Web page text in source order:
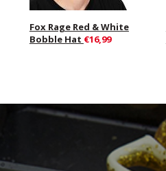
Fox Rage Red & White
Bobble Hat €16,99